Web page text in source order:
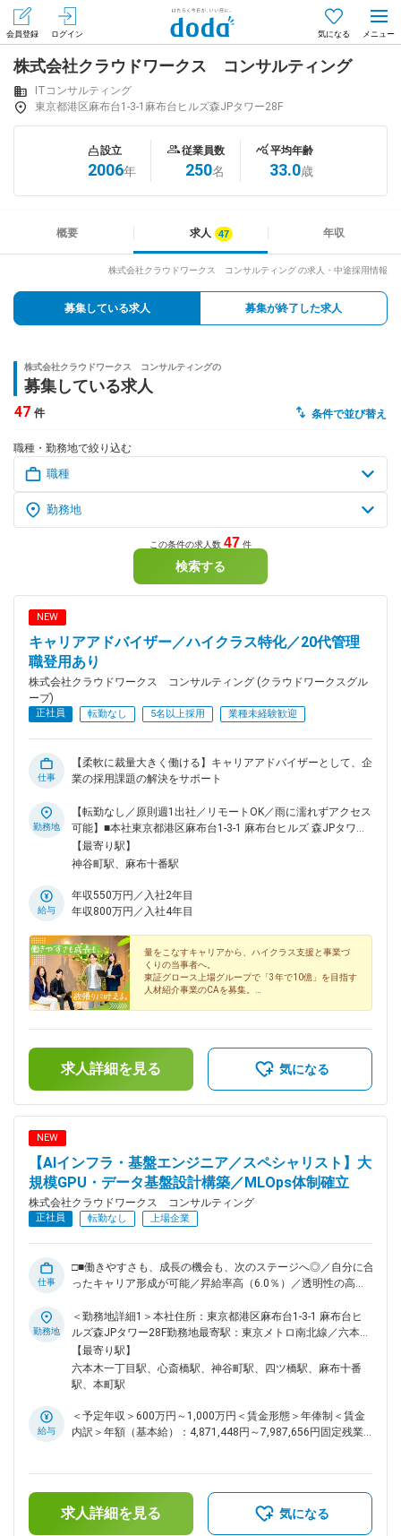
会員登録 ログイン 気になる
会員登録（無料）
はじめてdodaをご利用される方へ
求人を紹介してもらう
知りたい・聞きたい
専門サイト
対応時間：10:00～22:00(日曜・年末年始を除く)
自動案内は24時間365日対応
転職の「モヤモヤ」、一人で悩まず
気軽に相談してみませんか？
dodaの使い方は？
ヘルプ
株式会社クラウドワークス コンサルティング
ITコンサルティング
東京都港区麻布台1-3-1麻布台ヒルズ森JPタワー28F
設立
2006年
従業員数
250名
平均年齢
33.0歳
概要 求人 年収
株式会社クラウドワークス コンサルティング の求人・中途採用情報
募集している求人 募集が終了した求人
株式会社クラウドワークス コンサルティングの
募集している求人
47 件 条件で並び替え
職種・勤務地で絞り込む
この条件の求人数 47 件
検索する
NEW
キャリアアドバイザー／ハイクラス特化／20代管理
職登用あり
株式会社クラウドワークス コンサルティング (クラウドワークスグル
ープ)
正社員 転勤なし 5名以上採用 業種未経験歓迎
仕事
【柔軟に裁量大きく働ける】キャリアアドバイザーとして、企
業の採用課題の解決をサポート
勤務地
【転勤なし／原則週1出社／リモートOK／雨に濡れずアクセス
可能】■本社東京都港区麻布台1-3-1 麻布台ヒルズ 森JPタワー
28F＊東京メトロ日比谷線「神谷町駅」より徒歩6分、南北線
「六本木一丁目駅」より徒歩7分※受動喫煙防止対策：オフィ
【最寄り駅】
神谷町駅、麻布十番駅
給与
年収550万円／入社2年目
年収800万円／入社4年目
量をこなすキャリアから、ハイクラス支援と事業づ
くりの当事者へ。
東証グロース上場グループで「3年で10億」を目指す
人材紹介事業のCAを募集。
求人詳細を見る 気になる
NEW
【AIインフラ・基盤エンジニア／スペシャリスト】大
規模GPU・データ基盤設計構築／MLOps体制確立
株式会社クラウドワークス コンサルティング
正社員 転勤なし 上場企業
仕事
□■働きやすさも、成長の機会も、次のステージへ◎／自分に合
ったキャリア形成が可能／昇給率高（6.0％）／透明性の高い
ップ可能■□ ■業務内容： どれだけ優れたAIモデルも、安定し
たインフラと高品質なデータ基盤がなければ「ただの箱」で
す。 あなたには、生成AIや機械学習が24時間365日、高速か
つ安全に動き続けるためのインフラ・プラットフォーム構築を
お任せします。 ■具体的な業務例： ◇MLOps基盤の構築
ロイ、監視までを自動化するCI/CDパイプラインの構築。 ◇大
規模データレイク・DWHの設計（Snowflake／BigQuery／
適化。 ◇GPUリソースの最適化とスケーリング：LLM（大規模
言語モデル）の推論環境における負荷分散、オートスケーリン
グ、コストマネジメント。 ◇データガバナンス・セキュリティ
設計：企業の機密データをAIに学習させる際のアクセス制御
勤務地
＜勤務地詳細1＞本社住所：東京都港区麻布台1-3-1 麻布台ヒ
ルズ森JPタワー28F勤務地最寄駅：東京メトロ南北線／六本木
一丁目駅受動喫煙対策：屋内喫煙可能場所あり＜勤務地詳細2
＞大阪オフィス住所：大阪府大阪市中央区南船場4-2-11 JPR心
斎橋ビル5階勤務地最寄駅：各線／心斎橋駅受動喫煙対策：屋
京）住所：大阪府 受動喫煙対策：屋内全面禁煙変更の範囲：
会社の定める事業所（リモートワーク含む）
【最寄り駅】
六本木一丁目駅、心斎橋駅、神谷町駅、四ツ橋駅、麻布十番
駅、本町駅
給与
＜予定年収＞600万円～1,000万円＜賃金形態＞年俸制＜賃金
内訳＞年額（基本給）：4,871,448円～7,987,656円固定残業
有無＞有＜残業手当＞有＜給与補足＞※スキルや経験を考慮の
上、当社賃金規定により決定します。■昇給：年1回※2024年
度年間平均昇給額：26万円■業績賞与：あり賃金はあくまでも
求人詳細を見る 気になる